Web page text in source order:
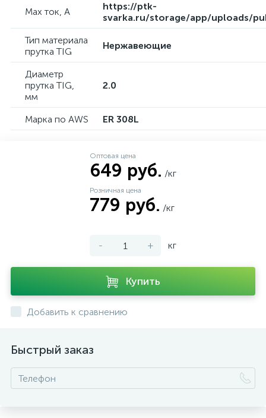
Max ток, А
https://ptk-
svarka.ru/storage/app/uploads/
Тип материала
прутка TIG
Нержавеющие
Диаметр
прутка TIG,
мм
2.0
Марка по AWS ER 308L
Оптовая цена
649 руб. /кг
Розничная цена
779 руб. /кг
- + кг
Купить
Добавить к сравнению
Быстрый заказ